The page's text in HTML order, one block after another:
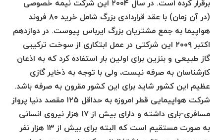
برقرار کرده است. در سال ۲۰۰۴ این شرکت نیمه خصوصی
(در آن زمان) با عقد قراردادی بزرگ شامل خرید ۸۰ فروند
هواپیما به جمع مشتریان بزرگ ایرباس پیوست. در دوازدهم
اکتبر ۲۰۰۹ این شرکتی در عمل ابتکاری از سوخت ترکیبی
گاز طبیعی و بنزین برای اولین بار استفاده کرد که به اذعان
کارشناسان به‌ صرفه نیست، ولی با توجه به ذخایر گازی
عظیم این کشور شاید برای این کشور مقرون به صرفه باشد.
شرکت هواپیمایی قطر امروزه به حداقل ۱۲۵ مقصد دنیا پرواز
مسافری-باری داشته و دارای بیش از ۱۷ هزار نیروی انسانی
به صورت مستقیم است که البته برای بیش از ۱۳ هزار نفر